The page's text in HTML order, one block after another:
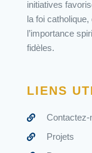
initiatives
la foi
l’importance
fidèles.
LIENS
Contactez-
Projets